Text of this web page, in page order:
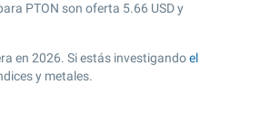
PTON son oferta 5.66 USD y
en 2026. Si estás investigandoel
y metales.